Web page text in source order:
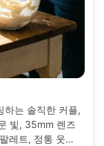
하는 솔직한 커플,
빛, 35mm 렌즈
레트, 정통 웃음,